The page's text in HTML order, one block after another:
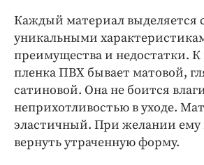
Каждый материал выделяется
уникальными
преимущества и недостатки.
пленка ПВХ бывает матовой,
сатиновой. Она не боится
неприхотливостью в уходе.
эластичный. При желании
вернуть утраченную форму.